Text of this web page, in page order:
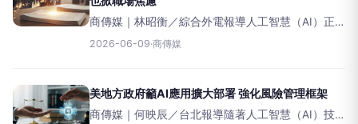
商傳媒｜林昭衡／綜合外電報導人工智慧（AI）正
逐步走進企業日常營運。過去AI主要協助資料分
理
2026-06-09·商傳媒
美地方政府籲AI應用擴大部署 強化風險管理框架
商傳媒｜何映辰／台北報導隨著人工智慧（AI）技